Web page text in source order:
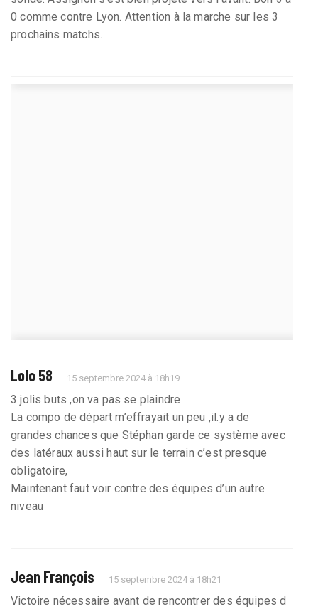
0 comme contre Lyon. Attention à la marche sur les 3
prochains matchs.
Lolo 58 15 septembre 2024 à 18h19
3 jolis buts ,on va pas se plaindre
La compo de départ m’effrayait un peu ,il.y a de
grandes chances que Stéphan garde ce système avec
des latéraux aussi haut sur le terrain c’est presque
obligatoire,
Maintenant faut voir contre des équipes d’un autre
niveau
Jean François 15 septembre 2024 à 18h21
Victoire nécessaire avant de rencontrer des équipes d